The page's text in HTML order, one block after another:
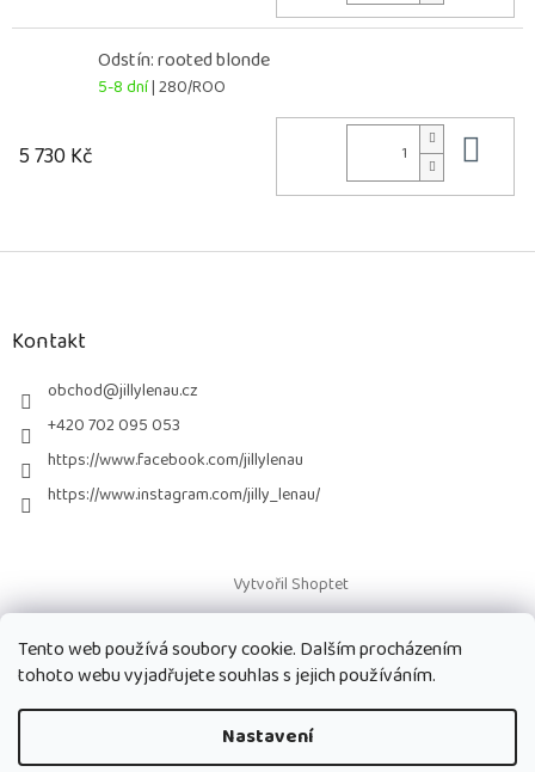
Tento web používá soubory cookie. Dalším procházením
tohoto webu vyjadřujete souhlas s jejich používáním.
Nastavení
Odstín: rooted blonde
5-8 dní| 280/ROO
5 730 Kč
Z
Kontakt
obchod@jillylenau.cz
+420 702 095 053
https://www.facebook.com/jillylenau
https://www.instagram.com/jilly_lenau/
Vytvořil Shoptet
Copyright 2026Paruky Jilly Lenau s.r.o.. Všechna práva vyhrazena.